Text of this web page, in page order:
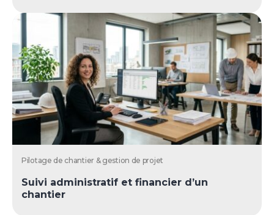
Pilotage de chantier & gestion de projet
Suivi administratif et financier d’un
chantier